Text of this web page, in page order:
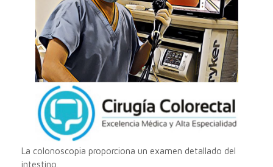
La colonoscopia proporciona un examen detallado del
intestino.